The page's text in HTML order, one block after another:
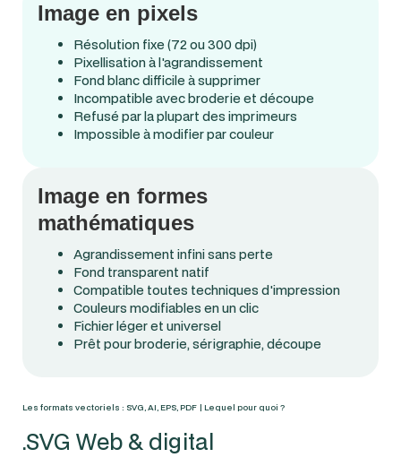
Image en pixels
Résolution fixe (72 ou 300 dpi)
Pixellisation à l'agrandissement
Fond blanc difficile à supprimer
Incompatible avec broderie et découpe
Refusé par la plupart des imprimeurs
Impossible à modifier par couleur
Image en formes
mathématiques
Agrandissement infini sans perte
Fond transparent natif
Compatible toutes techniques d'impression
Couleurs modifiables en un clic
Fichier léger et universel
Prêt pour broderie, sérigraphie, découpe
Les formats vectoriels : SVG, AI, EPS, PDF | Lequel pour quoi ?
.SVG Web & digital